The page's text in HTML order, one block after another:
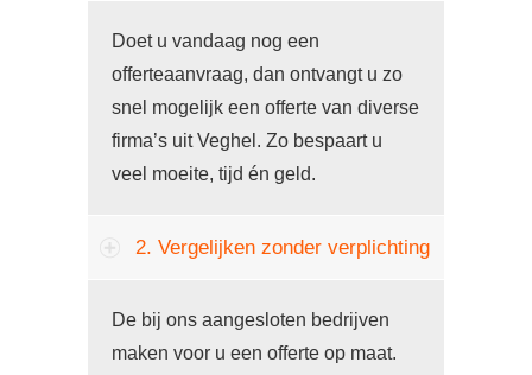
Doet u vandaag nog een
offerteaanvraag, dan ontvangt u zo
snel mogelijk een offerte van diverse
firma’s uit Veghel. Zo bespaart u
veel moeite, tijd én geld.
2. Vergelijken zonder verplichting
De bij ons aangesloten bedrijven
maken voor u een offerte op maat.